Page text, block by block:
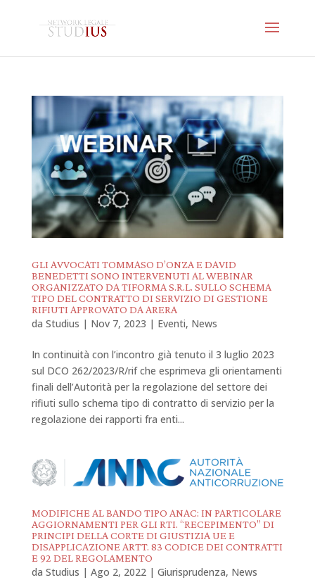
GLI AVVOCATI TOMMASO D’ONZA E DAVID
BENEDETTI SONO INTERVENUTI AL WEBINAR
ORGANIZZATO DA TIFORMA S.R.L. SULLO SCHEMA
TIPO DEL CONTRATTO DI SERVIZIO DI GESTIONE
RIFIUTI APPROVATO DA ARERA
da Studius | Nov 7, 2023 | Eventi, News
In continuità con l’incontro già tenuto il 3 luglio 2023
sul DCO 262/2023/R/rif che esprimeva gli orientamenti
finali dell’Autorità per la regolazione del settore dei
rifiuti sullo schema tipo di contratto di servizio per la
regolazione dei rapporti fra enti...
MODIFICHE AL BANDO TIPO ANAC: IN PARTICOLARE
AGGIORNAMENTI PER GLI RTI. “RECEPIMENTO” DI
PRINCIPI DELLA CORTE DI GIUSTIZIA UE E
DISAPPLICAZIONE ARTT. 83 CODICE DEI CONTRATTI
E 92 DEL REGOLAMENTO
da Studius | Ago 2, 2022| Giurisprudenza, News